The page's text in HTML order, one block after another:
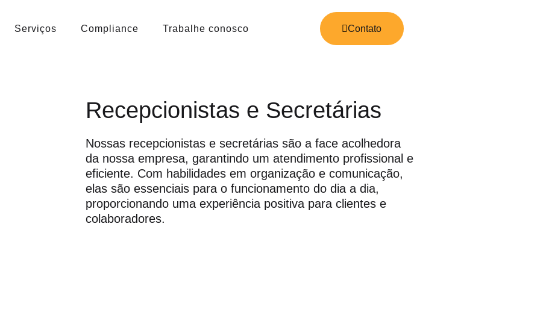
Serviços Compliance Trabalhe conosco Contato
Recepcionistas e Secretárias
Nossas recepcionistas e secretárias são a face acolhedora
da nossa empresa, garantindo um atendimento profissional e
eficiente. Com habilidades em organização e comunicação,
elas são essenciais para o funcionamento do dia a dia,
proporcionando uma experiência positiva para clientes e
colaboradores.